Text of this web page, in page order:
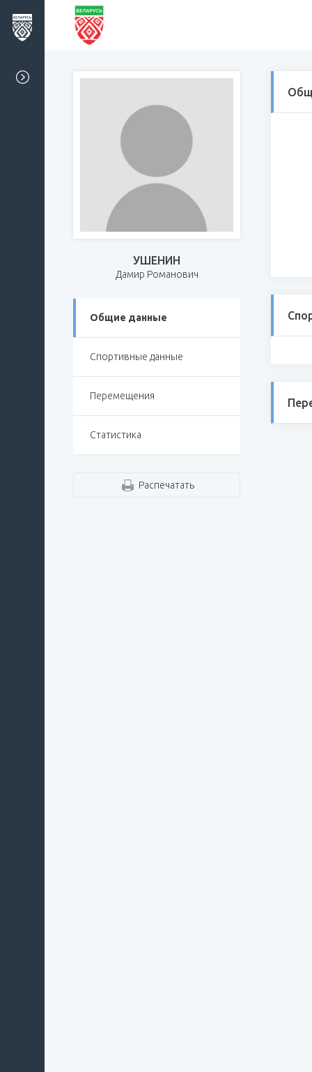
УШЕНИН
Дамир Романович
Общие данные
Спортивные данные
Перемещения
Статистика
Распечатать